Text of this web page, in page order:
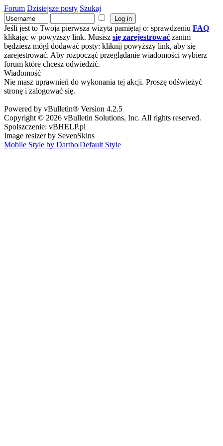
Forum Dzisiejsze posty Szukaj
Jeśli jest to Twoja pierwsza wizyta pamiętaj o: sprawdzeniu FAQ
klikając w powyższy link. Musisz się zarejestrować zanim
będziesz mógł dodawać posty: kliknij powyższy link, aby się
zarejestrować. Aby rozpocząć przeglądanie wiadomości wybierz
forum które chcesz odwiedzić.
Wiadomość
Nie masz uprawnień do wykonania tej akcji. Proszę odświeżyć
stronę i zalogować się.
Powered by vBulletin® Version 4.2.5
Copyright © 2026 vBulletin Solutions, Inc. All rights reserved.
Spolszczenie: vBHELP.pl
Image resizer by SevenSkins
Mobile Style by Dartho|Default Style